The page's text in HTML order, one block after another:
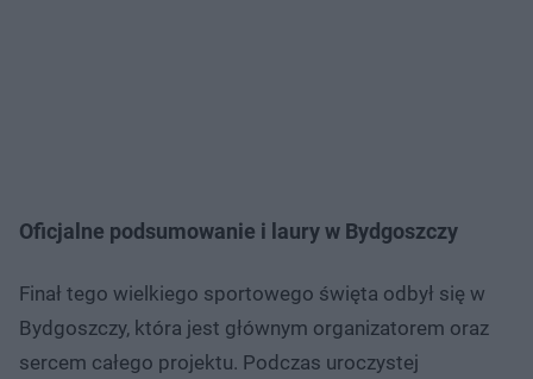
Oficjalne podsumowanie i laury w Bydgoszczy
Finał tego wielkiego sportowego święta odbył się w
Bydgoszczy, która jest głównym organizatorem oraz
sercem całego projektu. Podczas uroczystej